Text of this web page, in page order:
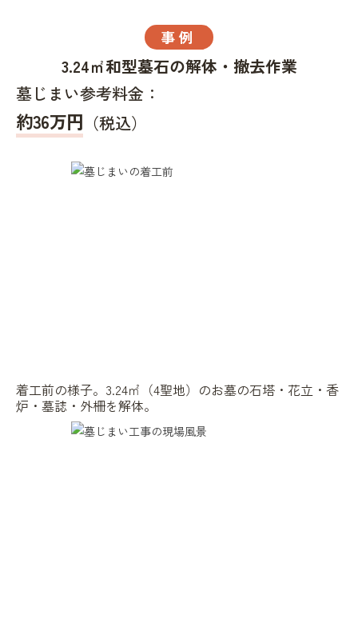
事例
3.24㎡和型墓石の解体・撤去作業
墓じまい参考料金：
約36万円 （税込）
着工前の様子。3.24㎡（4聖地）のお墓の石塔・花立・香
炉・墓誌・外柵を解体。